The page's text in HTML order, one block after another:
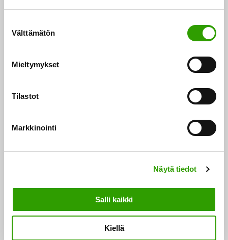
Välttämätön
Mieltymykset
Tilastot
Markkinointi
Näytä tiedot
Salli kaikki
Kiellä
rahoituksen hakemista suunnitteilla olevasta
tutkimuksen tukipalvelujen kanssa.
Yritys:Yritykset voivat olla yhteydessä omaan
yhteyshenkilöönsä.
hakemista suunnitteilla olevasta projektista ja
hakemuksesta hyvinvointialueesi kanssa.